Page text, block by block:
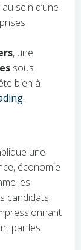
sein d’une
, une
sous
bien à
.
une
économie
les
candidats
par les